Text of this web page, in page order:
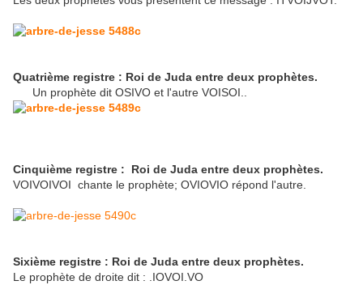
Quatrième registre : Roi de Juda entre deux prophètes.
Un prophète dit OSIVO et l'autre VOISOI..
Cinquième registre :
Roi de Juda entre deux prophètes.
VOIVOIVOI chante le prophète; OVIOVIO répond l'autre.
Sixième registre : Roi de Juda entre deux prophètes.
Le prophète de droite dit : .IOVOI.VO